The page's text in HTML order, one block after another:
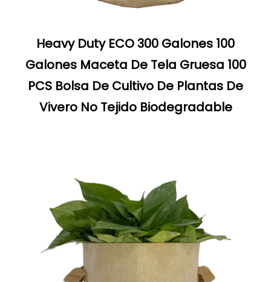
Heavy Duty ECO 300 Galones 100
Galones Maceta De Tela Gruesa 100
PCS Bolsa De Cultivo De Plantas De
Vivero No Tejido Biodegradable